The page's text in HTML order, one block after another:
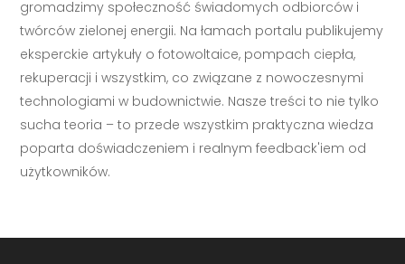
gromadzimy społeczność świadomych odbiorców i
twórców zielonej energii. Na łamach portalu publikujemy
eksperckie artykuły o fotowoltaice, pompach ciepła,
rekuperacji i wszystkim, co związane z nowoczesnymi
technologiami w budownictwie. Nasze treści to nie tylko
sucha teoria – to przede wszystkim praktyczna wiedza
poparta doświadczeniem i realnym feedback'iem od
użytkowników.